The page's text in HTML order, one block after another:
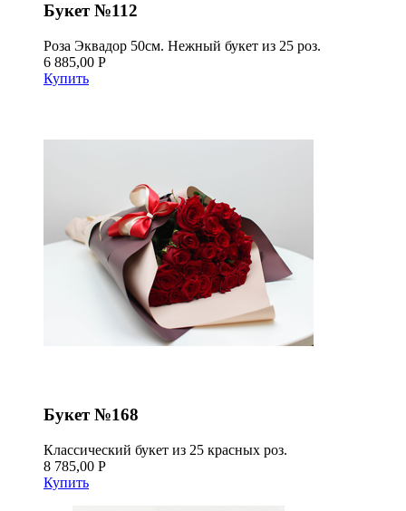
Букет №112
Роза Эквадор 50см. Нежный букет из 25 роз.
6 885,00 Р
Купить
Букет №168
Классический букет из 25 красных роз.
8 785,00 Р
Купить